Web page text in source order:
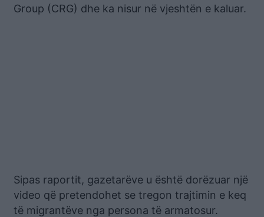
Group (CRG) dhe ka nisur në vjeshtën e kaluar.
Sipas raportit, gazetarëve u është dorëzuar një
video që pretendohet se tregon trajtimin e keq
të migrantëve nga persona të armatosur.